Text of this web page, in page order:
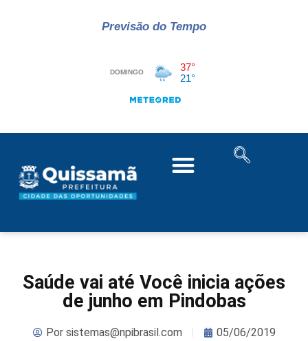
Previsão do Tempo
Saúde vai até Você inicia ações
de junho em Pindobas
Porsistemas@npibrasil.com 05/06/2019